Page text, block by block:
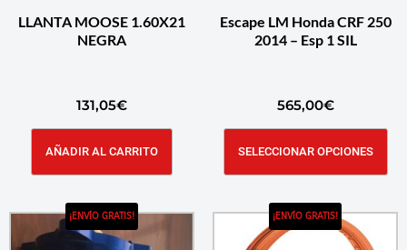
LLANTA MOOSE 1.60X21
NEGRA
131,05€
AÑADIR AL CARRITO
Escape LM Honda CRF 250
2014 – Esp 1 SIL
565,00€
SELECCIONAR OPCIONES
¡ENVÍO GRATIS! ¡ENVÍO GRATIS!